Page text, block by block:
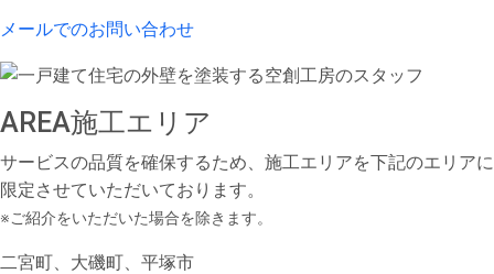
メールでのお問い合わせ
AREA施工エリア
サービスの品質を確保するため、施工エリアを下記のエリアに
限定させていただいております。
※ご紹介をいただいた場合を除きます。
二宮町、大磯町、平塚市